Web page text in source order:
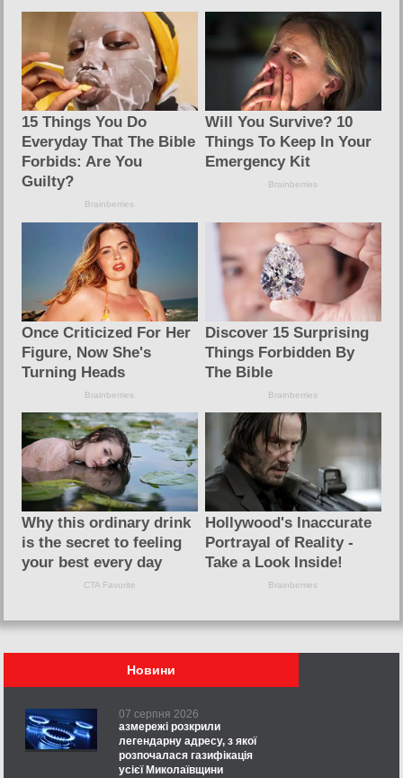
Новини
07 серпня 2026
азмережі розкрили
легендарну адресу, з якої
розпочалася газифікація
усієї Миколаївщини